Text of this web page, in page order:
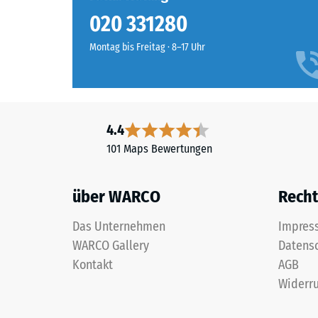
Bedarf zu reinigen. Einzelne Platten lassen sich
Grauer
Granit
entsteht
Grautönen
erzeugt
lebendiges,
natürlich
wirkendes
-
1
=
ca.
020 331280
Montag bis Freitag · 8–17 Uhr
4.4
101 Maps Bewertungen
über WARCO
Das Unternehmen
WARCO Gallery
Kontakt
AGB